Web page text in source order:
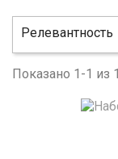
Релевантность
Показано 1-1 из 1